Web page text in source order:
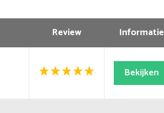
Review Informatie
Bekijken